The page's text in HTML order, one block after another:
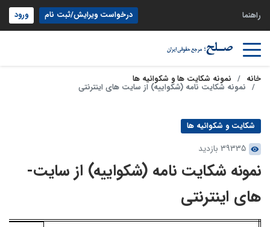
راهنما درخواست ویرایش/ثبت نام ورود
خانه نمونه شکایت ها و شکوائیه ها
نمونه شکایت نامه (شکواییه) از سایت­ های اینترنتی
شکایت و شکوائیه ها
39335 بازدید
نمونه شکایت نامه (شکواییه) از سایت­
های اینترنتی